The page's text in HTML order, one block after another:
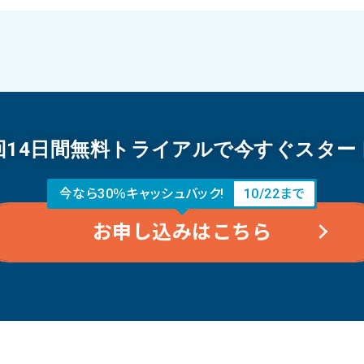
14日間無料トライアルで今すぐスター
今なら30％キャッシュバック! 10/22まで
お申し込みはこちら